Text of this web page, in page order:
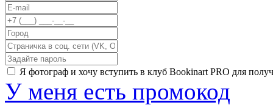
Я фотограф и хочу вступить в клуб Bookinart PRO для
У меня есть промокод